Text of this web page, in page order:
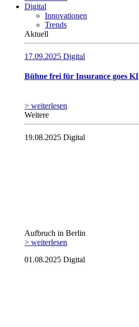
Digital
Innovationen
Trends
Aktuell
17.09.2025 Digital
Bühne frei für Insurance goes KI
> weiterlesen
Weitere
19.08.2025 Digital
Aufbruch in Berlin
> weiterlesen
01.08.2025 Digital